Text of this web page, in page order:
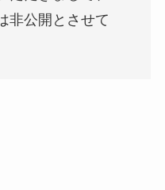
非公開とさせて